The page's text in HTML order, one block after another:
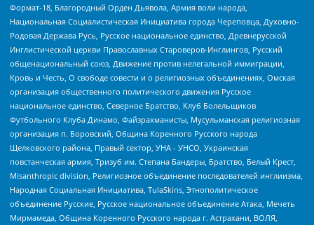
Формат-18, Благородный Орден Дьявола, Армия воли народа,
Национальная Социалистическая Инициатива города Череповца, Духовно-
Родовая Держава Русь, Русское национальное единство, Древнерусской
Инглистической церкви Православных Староверов-Инглингов, Русский
общенациональный союз, Движение против нелегальной иммиграции,
Кровь и Честь, О свободе совести и о религиозных объединениях, Омская
организация общественного политического движения Русское
национальное единство, Северное Братство, Клуб Болельщиков
Футбольного Клуба Динамо, Файзрахманисты, Мусульманская религиозная
организация п. Боровский, Община Коренного Русского народа
Щелковского района, Правый сектор, УНА - УНСО, Украинская
повстанческая армия, Тризуб им. Степана Бандеры, Братство, Белый Крест,
Misanthropic division, Религиозное объединение последователей инглиизма,
Народная Социальная Инициатива, TulaSkins, Этнополитическое
объединение Русские, Русское национальное объединение Атака, Мечеть
Мирмамеда, Община Коренного Русского народа г. Астрахани, ВОЛЯ,